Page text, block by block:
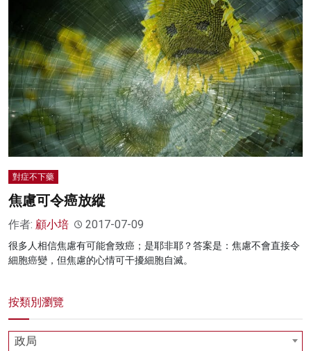
科技
影片
名家榜
灼見活動
關於我們
對症不下藥
焦慮可令癌放縱
作者: 顧小培 2017-07-09
很多人相信焦慮有可能會致癌；是耶非耶？答案是：焦慮不會直接令
細胞癌變，但焦慮的心情可干擾細胞自滅。
按類別瀏覽
政局